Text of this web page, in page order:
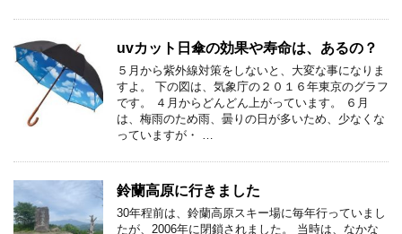
uvカット日傘の効果や寿命は、あるの？
５月から紫外線対策をしないと、大変な事になりま
すよ。 下の図は、気象庁の２０１６年東京のグラフ
です。 ４月からどんどん上がっています。 ６月
は、梅雨のため雨、曇りの日が多いため、少なくな
っていますが・ …
鈴蘭高原に行きました
30年程前は、鈴蘭高原スキー場に毎年行っていまし
たが、2006年に閉鎖されました。 当時は、なかな